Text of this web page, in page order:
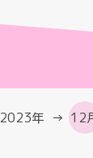
2023年 12